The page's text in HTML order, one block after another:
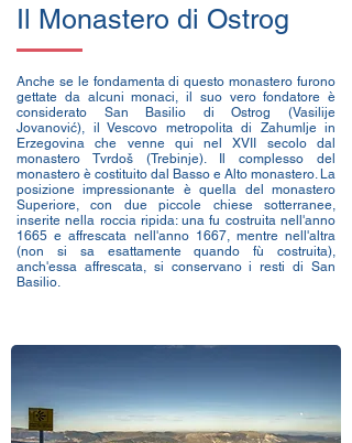
Il Monastero di Ostrog
Anche se le fondamenta di questo monastero furono
gettate da alcuni monaci, il suo vero fondatore è
considerato San Basilio di Ostrog (Vasilije
Jovanović), il Vescovo metropolita di Zahumlje in
Erzegovina che venne qui nel XVII secolo dal
monastero Tvrdoš (Trebinje). Il complesso del
monastero è costituito dal Basso e Alto monastero. La
posizione impressionante è quella del monastero
Superiore, con due piccole chiese sotterranee,
inserite nella roccia ripida: una fu costruita nell'anno
1665 e affrescata nell'anno 1667, mentre nell'altra
(non si sa esattamente quando fù costruita),
anch'essa affrescata, si conservano i resti di San
Basilio.